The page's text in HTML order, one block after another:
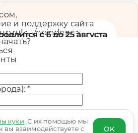
71
куки . С их помощью мы
взаимодействуете с
OK
и поддержку сайта
noindex-->
*